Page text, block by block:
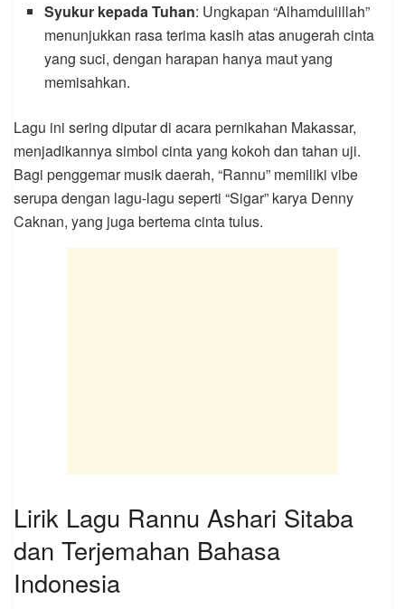
Syukur kepada Tuhan: Ungkapan “Alhamdulillah”
menunjukkan rasa terima kasih atas anugerah cinta
yang suci, dengan harapan hanya maut yang
memisahkan.
Lagu ini sering diputar di acara pernikahan Makassar,
menjadikannya simbol cinta yang kokoh dan tahan uji.
Bagi penggemar musik daerah, “Rannu” memiliki vibe
serupa dengan lagu-lagu seperti “Sigar” karya Denny
Caknan, yang juga bertema cinta tulus.
Lirik Lagu Rannu Ashari Sitaba
dan Terjemahan Bahasa
Indonesia